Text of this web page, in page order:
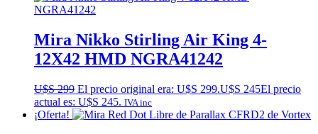
Mira Nikko Stirling Air King 4-
12X42 HMD NGRA41242
U$S299 El precio original era: U$S 299.U$S 245El precio
actual es: U$S 245. IVA inc
¡Oferta!